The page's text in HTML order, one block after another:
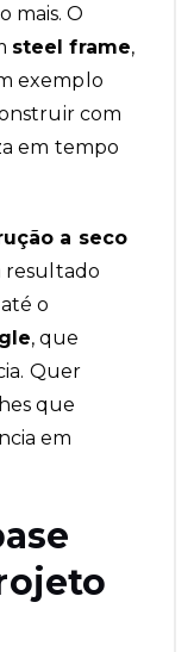
mais. O
steel frame,
exemplo
com
em tempo
a seco
resultado
o
, que
Quer
que
em